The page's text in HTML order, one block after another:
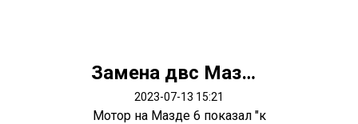
Замена двс Мазда 6
2023-07-13 15:21
Мотор на Мазде 6 показал "к